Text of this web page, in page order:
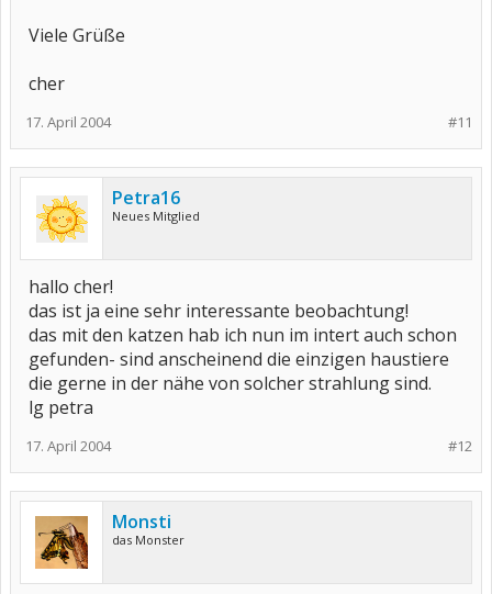
Viele Grüße
cher
#11
17. April 2004
Petra16
Neues Mitglied
hallo cher!
das ist ja eine sehr interessante beobachtung!
das mit den katzen hab ich nun im intert auch schon
gefunden- sind anscheinend die einzigen haustiere
die gerne in der nähe von solcher strahlung sind.
lg petra
#12
17. April 2004
Monsti
das Monster